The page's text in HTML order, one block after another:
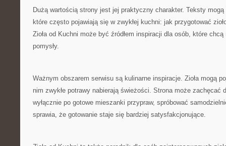
Dużą wartością strony jest jej praktyczny charakter. Teksty
które często pojawiają się w zwykłej kuchni: jak przygotować
Zioła od Kuchni może być źródłem inspiracji dla osób, które
pomysły.
Ważnym obszarem serwisu są kulinarne inspiracje. Zioła mogą
nim zwykłe potrawy nabierają świeżości. Strona może zachęcać
wyłącznie po gotowe mieszanki przypraw, spróbować
sprawia, że gotowanie staje się bardziej satysfakcjonujące.